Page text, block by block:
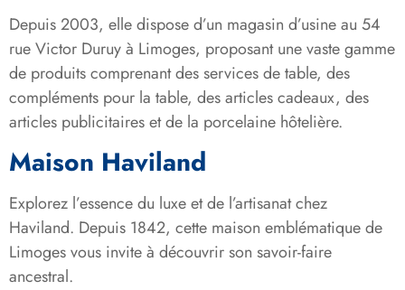
Depuis 2003, elle dispose d’un magasin d’usine au 54
rue Victor Duruy à Limoges, proposant une vaste gamme
de produits comprenant des services de table, des
compléments pour la table, des articles cadeaux, des
articles publicitaires et de la porcelaine hôtelière.
Maison Haviland
Explorez l’essence du luxe et de l’artisanat chez
Haviland. Depuis 1842, cette maison emblématique de
Limoges vous invite à découvrir son savoir-faire
ancestral.